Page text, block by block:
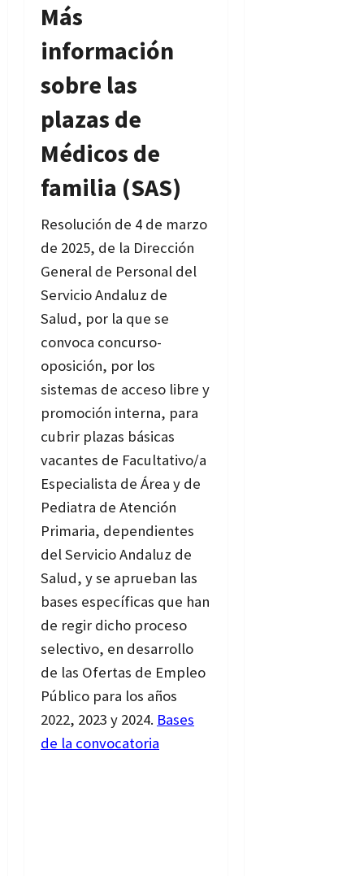
Más
información
sobre las
plazas de
Médicos de
familia (SAS)
Resolución de 4 de marzo
de 2025, de la Dirección
General de Personal del
Servicio Andaluz de
Salud, por la que se
convoca concurso-
oposición, por los
sistemas de acceso libre y
promoción interna, para
cubrir plazas básicas
vacantes de Facultativo/a
Especialista de Área y de
Pediatra de Atención
Primaria, dependientes
del Servicio Andaluz de
Salud, y se aprueban las
bases específicas que han
de regir dicho proceso
selectivo, en desarrollo
de las Ofertas de Empleo
Público para los años
2022, 2023 y 2024. Bases
de la convocatoria